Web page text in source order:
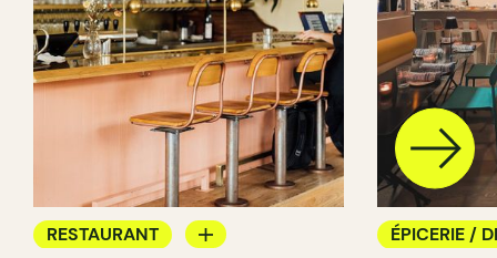
RESTAURANT
ÉPICERIE /